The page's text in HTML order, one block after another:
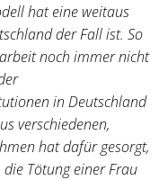
hat eine weitaus
der Fall ist. So
noch immer nicht
in Deutschland
verschiedenen,
hat dafür gesorgt,
Tötung einer Frau